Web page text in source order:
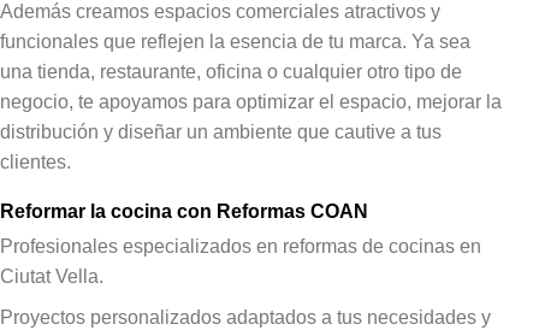
Además creamos espacios comerciales atractivos y
funcionales que reflejen la esencia de tu marca. Ya sea
una tienda, restaurante, oficina o cualquier otro tipo de
negocio, te apoyamos para optimizar el espacio, mejorar la
distribución y diseñar un ambiente que cautive a tus
clientes.
Reformar la cocina con Reformas COAN
Profesionales especializados en reformas de cocinas en
Ciutat Vella.
Proyectos personalizados adaptados a tus necesidades y